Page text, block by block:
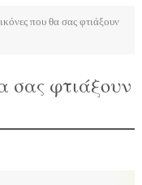
που θα σας φτιάξουν
σας φτιάξουν